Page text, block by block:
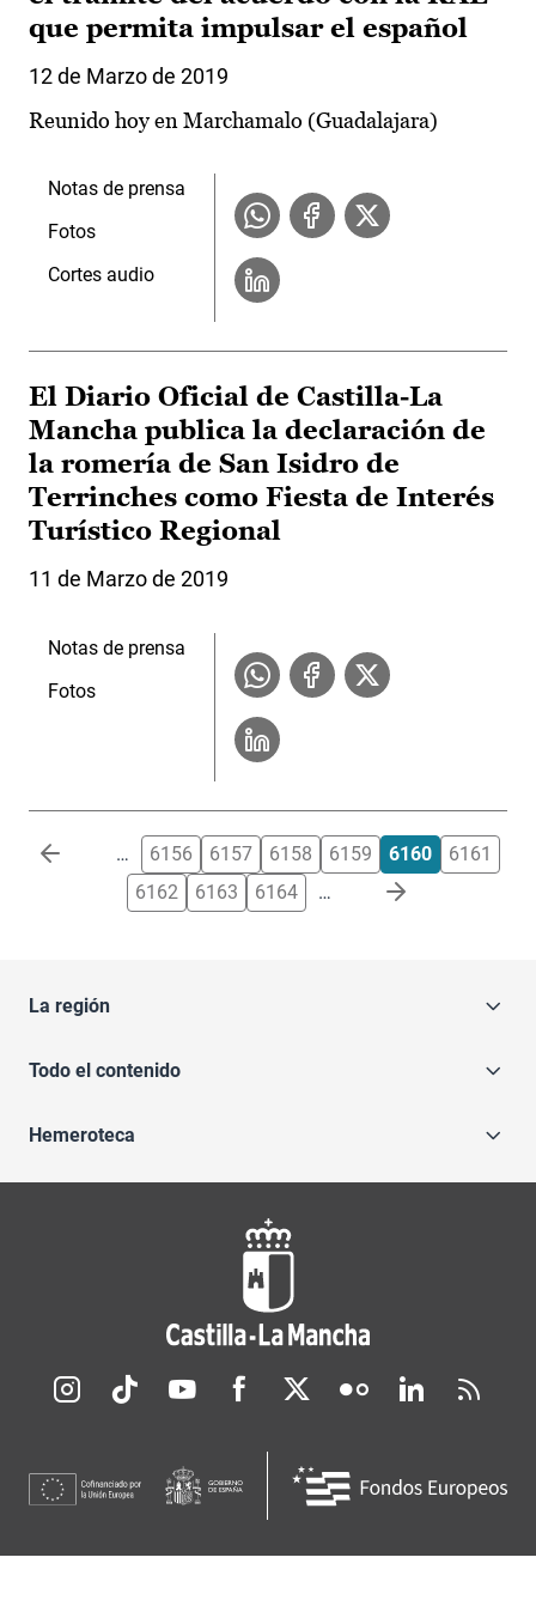
que permita impulsar el español
12 de Marzo de 2019
Reunido hoy en Marchamalo (Guadalajara)
Notas de prensa
Fotos
Cortes audio
El Diario Oficial de Castilla-La
Mancha publica la declaración de
la romería de San Isidro de
Terrinches como Fiesta de Interés
Turístico Regional
11 de Marzo de 2019
Notas de prensa
Fotos
Paginación … 6156 6157 6158 6159 6160
6161
6162
6163 6164 …
La región
Todo el contenido
Hemeroteca
Redes sociales JCCM